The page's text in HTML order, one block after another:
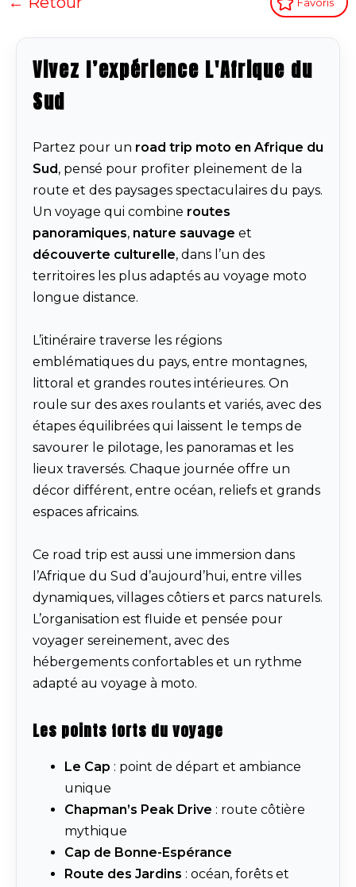
Favoris
Vivez l’expérience L'Afrique du
Sud
Partez pour un road trip moto en Afrique du
Sud , pensé pour profiter pleinement de la
route et des paysages spectaculaires du pays.
Un voyage qui combine routes
panoramiques, nature sauvage et
découverte culturelle, dans l’un des
territoires les plus adaptés au voyage moto
longue distance.
L’itinéraire traverse les régions
emblématiques du pays, entre montagnes,
littoral et grandes routes intérieures. On
roule sur des axes roulants et variés, avec des
étapes équilibrées qui laissent le temps de
savourer le pilotage, les panoramas et les
lieux traversés. Chaque journée offre un
décor différent, entre océan, reliefs et grands
espaces africains.
Ce road trip est aussi une immersion dans
l’Afrique du Sud d’aujourd’hui, entre villes
dynamiques, villages côtiers et parcs naturels.
L’organisation est fluide et pensée pour
voyager sereinement, avec des
hébergements confortables et un rythme
adapté au voyage à moto.
Les points forts du voyage
Le Cap : point de départ et ambiance
unique
Chapman’s Peak Drive : route côtière
mythique
Cap de Bonne-Espérance
Route des Jardins : océan, forêts et